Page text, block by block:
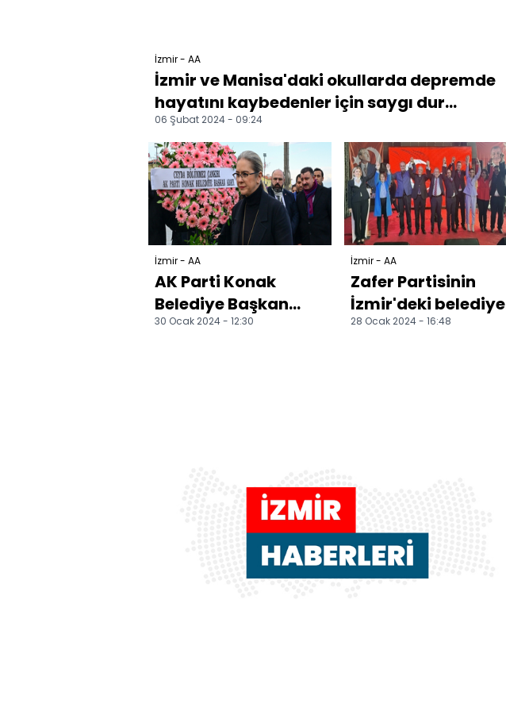
İzmir - AA
İzmir ve Manisa'daki okullarda depremde
hayatını kaybedenler için saygı dur...
06 Şubat 2024 - 09:24
İzmir - AA
AK Parti Konak
Belediye Başkan
adayı Çankırı seçim
30 Ocak 2024 - 12:30
İzmir - AA
Zafer Partisinin
İzmir'deki belediye
başkan adayları
28 Ocak 2024 - 16:48